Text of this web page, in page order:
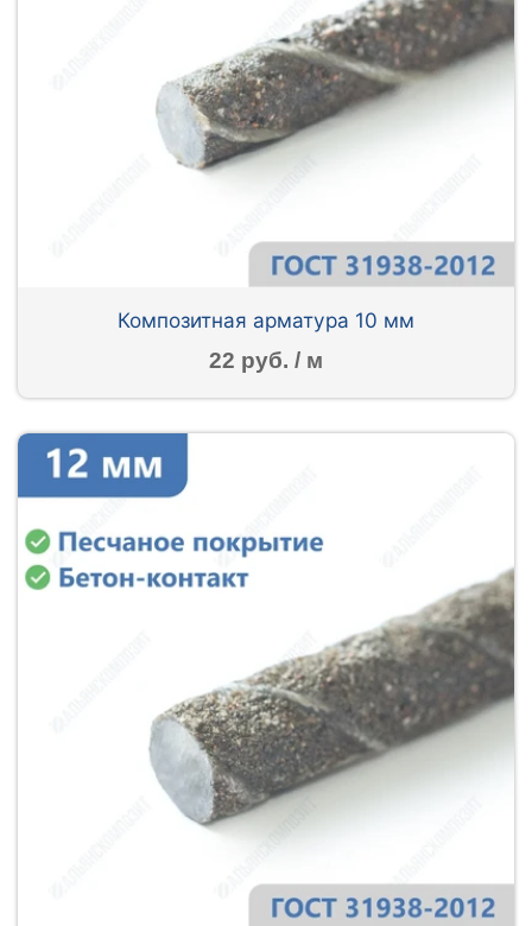
Композитная арматура 10 мм
22 руб. / м